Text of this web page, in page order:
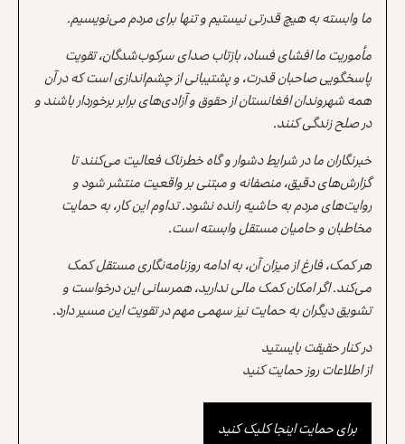
ما وابسته به هیچ قدرتی نیستیم و تنها برای مردم می‌نویسیم.
مأموریت ما افشای فساد، بازتاب صدای سرکوب‌شدگان، تقویت
پاسخگویی صاحبان قدرت، و پشتیبانی از چشم‌اندازی است که در آن
همه شهروندان افغانستان از حقوق و آزادی‌های برابر برخوردار باشند و
در صلح زندگی کنند.
خبرنگاران ما در شرایط دشوار و گاه خطرناک فعالیت می‌کنند تا
گزارش‌های دقیق، منصفانه و مبتنی بر واقعیت منتشر شود و
روایت‌های مردم به حاشیه رانده نشود. تداوم این کار، به حمایت
مخاطبان و حامیان مستقل وابسته است.
هر کمک، فارغ از میزان آن، به ادامه روزنامه‌نگاری مستقل کمک
می‌کند. اگر امکان کمک مالی ندارید، همرسانی این درخواست و
تشویق دیگران به حمایت نیز سهمی مهم در تقویت این مسیر دارد.
در کنار حقیقت بایستید
از اطلاعات روز حمایت کنید
برای حمایت اینجا کلیک کنید